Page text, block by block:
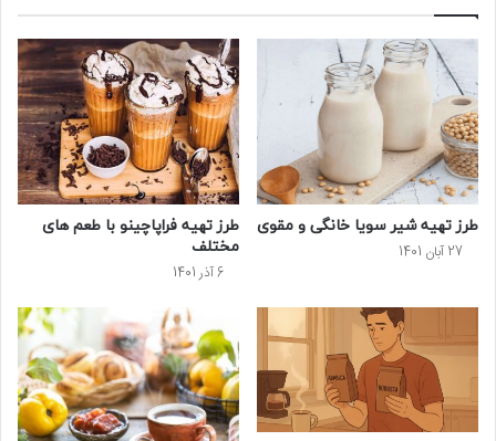
طرز تهیه شیر سویا خانگی و مقوی
27 آبان 1401
طرز تهیه فراپاچینو با طعم های
مختلف
6 آذر 1401